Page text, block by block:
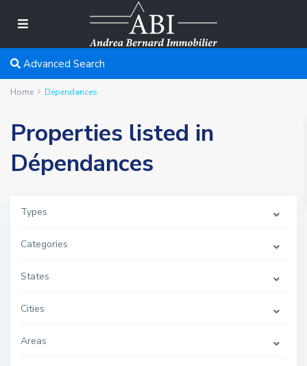
Advanced Search
Home Dépendances
Properties listed in
Dépendances
Types
Categories
States
Cities
Areas